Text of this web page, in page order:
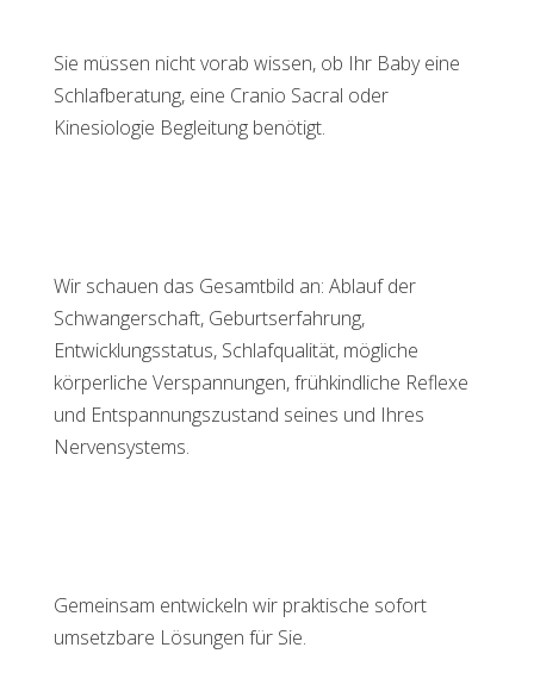
Sie müssen nicht vorab wissen, ob Ihr Baby eine
Schlafberatung, eine Cranio Sacral oder
Kinesiologie Begleitung benötigt.
Wir schauen das Gesamtbild an: Ablauf der
Schwangerschaft, Geburtserfahrung,
Entwicklungsstatus, Schlafqualität, mögliche
körperliche Verspannungen, frühkindliche Reflexe
und Entspannungszustand seines und Ihres
Nervensystems.
Gemeinsam entwickeln wir praktische sofort
umsetzbare Lösungen für Sie.